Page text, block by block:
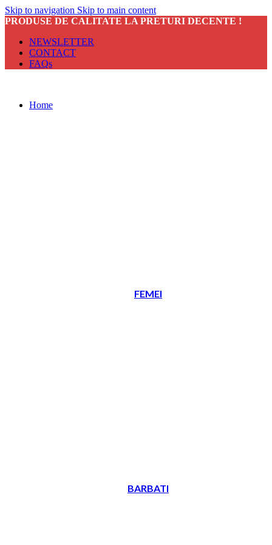
Skip to navigation Skip to main content
PRODUSE DE CALITATE LA PRETURI DECENTE !
NEWSLETTER
CONTACT
FAQs
Home
FEMEI
BARBATI